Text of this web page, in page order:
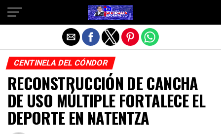
CENTINELA DEL CÓNDOR
RECONSTRUCCIÓN DE CANCHA
DE USO MÚLTIPLE FORTALECE EL
DEPORTE EN NATENTZA
Salir de la versión móvil